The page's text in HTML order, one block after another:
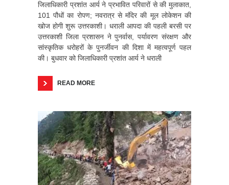
जिलाधिकारी प्रशांत आर्य ने प्रभावित परिवारों से की मुलाकात,
101 पौधों का रोपण; नवरात्र से मंदिर की मूल लोकेशन की
खोज होगी शुरू उत्तरकाशी। धराली आपदा की पहली बरसी पर
उत्तरकाशी जिला प्रशासन ने पुनर्वास, पर्यावरण संरक्षण और
सांस्कृतिक धरोहरों के पुनर्जीवन की दिशा में महत्वपूर्ण पहल
की। बुधवार को जिलाधिकारी प्रशांत आर्य ने धराली
READ MORE